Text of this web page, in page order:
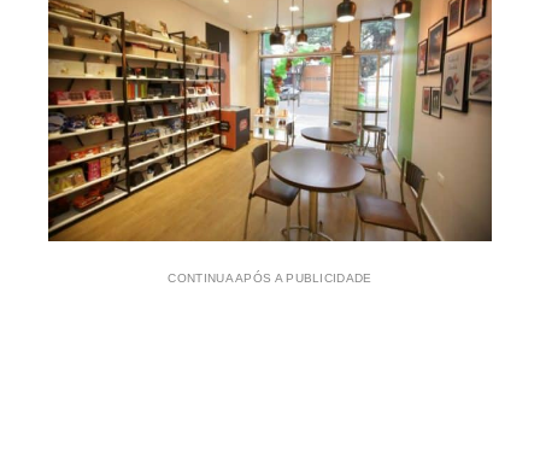
CONTINUA APÓS A PUBLICIDADE